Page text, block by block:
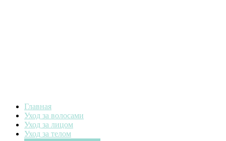
Главная
Уход за волосами
Уход за лицом
Уход за телом